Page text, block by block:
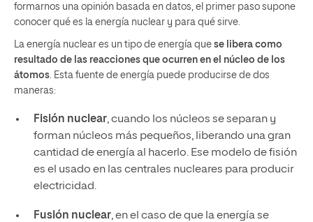
formarnos una opinión basada en datos, el primer paso supone
conocer qué es la energía nuclear y para qué sirve.
La energía nuclear es un tipo de energía que se libera como
resultado de las reacciones que ocurren en el núcleo de los
átomos . Esta fuente de energía puede producirse de dos
maneras:
Fisión nuclear, cuando los núcleos se separan y
forman núcleos más pequeños, liberando una gran
cantidad de energía al hacerlo. Ese modelo de fisión
es el usado en las centrales nucleares para producir
electricidad.
Fusión nuclear, en el caso de que la energía se